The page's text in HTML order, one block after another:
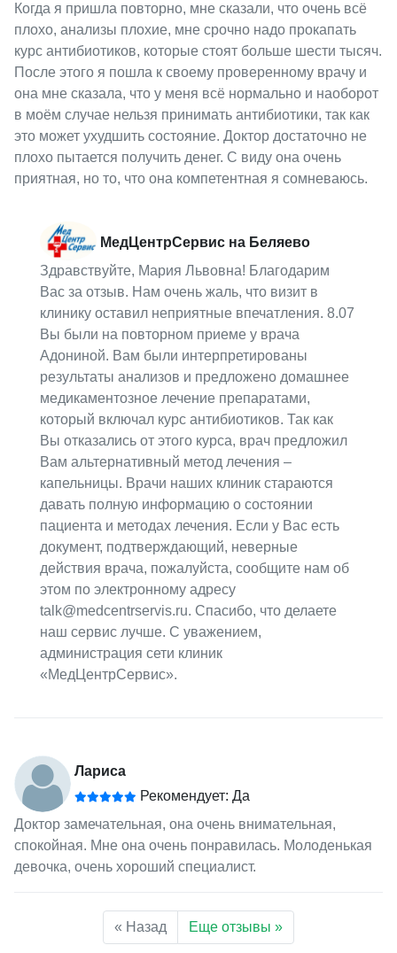
Когда я пришла повторно, мне сказали, что очень всё
плохо, анализы плохие, мне срочно надо прокапать
курс антибиотиков, которые стоят больше шести тысяч.
После этого я пошла к своему проверенному врачу и
она мне сказала, что у меня всё нормально и наоборот
в моём случае нельзя принимать антибиотики, так как
это может ухудшить состояние. Доктор достаточно не
плохо пытается получить денег. С виду она очень
приятная, но то, что она компетентная я сомневаюсь.
МедЦентрСервис на Беляево
Здравствуйте, Мария Львовна! Благодарим
Вас за отзыв. Нам очень жаль, что визит в
клинику оставил неприятные впечатления. 8.07
Вы были на повторном приеме у врача
Адониной. Вам были интерпретированы
результаты анализов и предложено домашнее
медикаментозное лечение препаратами,
который включал курс антибиотиков. Так как
Вы отказались от этого курса, врач предложил
Вам альтернативный метод лечения –
капельницы. Врачи наших клиник стараются
давать полную информацию о состоянии
пациента и методах лечения. Если у Вас есть
документ, подтверждающий, неверные
действия врача, пожалуйста, сообщите нам об
этом по электронному адресу
talk@medcentrservis.ru. Спасибо, что делаете
наш сервис лучше. С уважением,
администрация сети клиник
«МедЦентрСервис».
Лариса
Рекомендует: Да
Доктор замечательная, она очень внимательная,
спокойная. Мне она очень понравилась. Молоденькая
девочка, очень хороший специалист.
« Назад Еще отзывы »